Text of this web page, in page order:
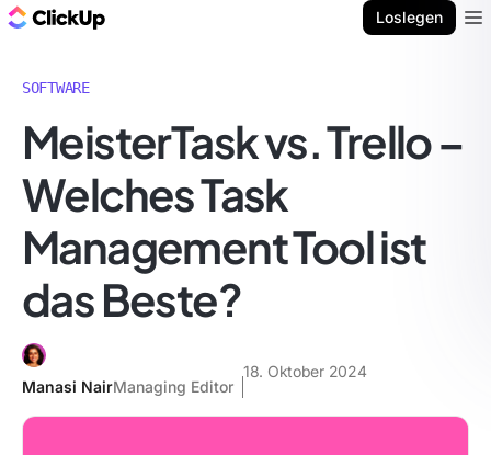
Loslegen
SOFTWARE
MeisterTask vs. Trello –
Welches Task
Management Tool ist
das Beste?
Manasi NairManaging Editor
18. Oktober 2024